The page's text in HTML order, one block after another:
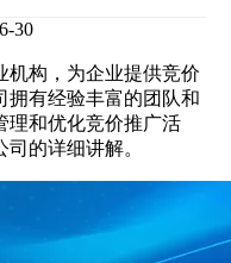
30
机构，为企业提供竞价
拥有经验丰富的团队和
理和优化竞价推广活
的详细讲解。